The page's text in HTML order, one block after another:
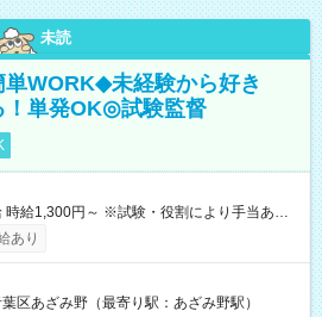
未読
WORK◆未経験から好き
！単発OK◎試験監督
給あり 【即給（前払い）オプションあ
場合、勤務から1週間ほどで給与の一部を受け
験 8:30～17:30（休憩1時間） 時給1,300円
円＋交通費 ※当日の役割により時給＋100
あり
区あざみ野（最寄り駅：あざみ野駅）